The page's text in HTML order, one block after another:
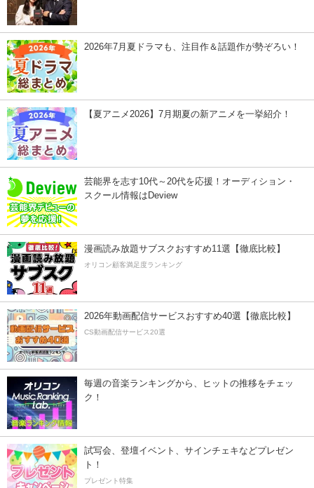
2026年7月夏ドラマも、注目作＆話題作が勢ぞろい！
【夏アニメ2026】7月期夏の新アニメを一挙紹介！
芸能界を志す10代～20代を応援！オーディション・
スクール情報はDeview
漫画読み放題サブスクおすすめ11選【徹底比較】
オリコン顧客満足度ランキング
2026年動画配信サービスおすすめ40選【徹底比較】
CS動画配信サービス20選
毎週の音楽ランキングから、ヒットの推移をチェッ
ク！
試写会、登壇イベント、サインチェキなどプレゼン
ト！
プレゼント特集